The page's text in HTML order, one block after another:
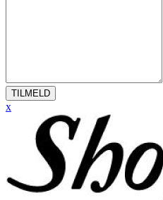
TILMELD
x